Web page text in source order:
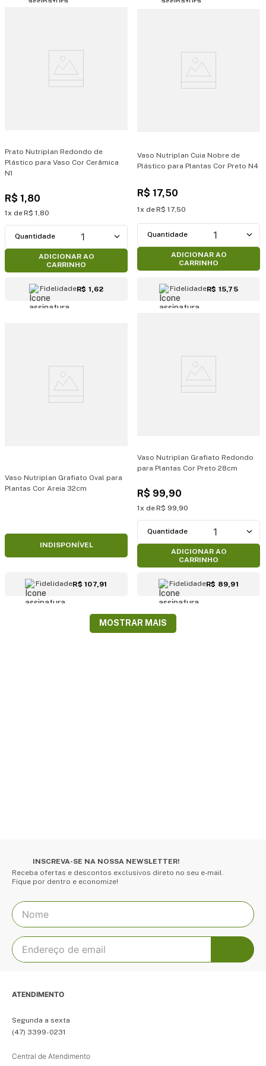
Prato Nutriplan Redondo de
Plástico para Vaso Cor Cerâmica
N1
R$ 1,80
1 R$ 1,80
1
ADICIONAR AO
CARRINHO
FidelidadeR$ 1,62
Vaso Nutriplan Cuia Nobre de
Plástico para Plantas Cor Preto N4
R$ 17,50
1 R$ 17,50
1
ADICIONAR AO
CARRINHO
FidelidadeR$ 15,75
Vaso Nutriplan Grafiato Oval para
Plantas Cor Areia 32cm
INDISPONÍVEL
FidelidadeR$ 107,91
Vaso Nutriplan Grafiato Redondo
para Plantas Cor Preto 28cm
R$ 99,90
1 R$ 99,90
1
ADICIONAR AO
CARRINHO
FidelidadeR$ 89,91
MOSTRAR MAIS
INSCREVA-SE NA NOSSA NEWSLETTER!
Receba ofertas e descontos exclusivos direto no seu e-mail.
Fique por dentro e economize!
ATENDIMENTO
Segunda a sexta
(47) 3399-0231
Central de Atendimento